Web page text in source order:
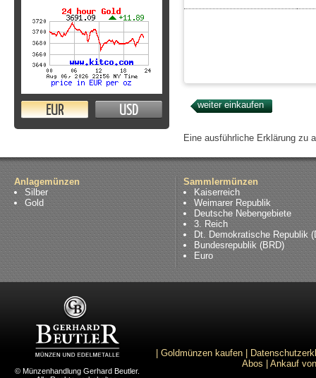
EUR USD
Eine ausführliche Erklärung zu
Anlagemünzen
Silber
Gold
Sammlermünzen
Kaiserreich
Weimarer Republik
Deutsche Nebengebiete
3. Reich
Dt. Demokratische Republik
Bundesrepublik (BRD)
Euro
© Münzenhandlung Gerhard Beutler.
Goldmünzen kaufen
Abos
Ankauf